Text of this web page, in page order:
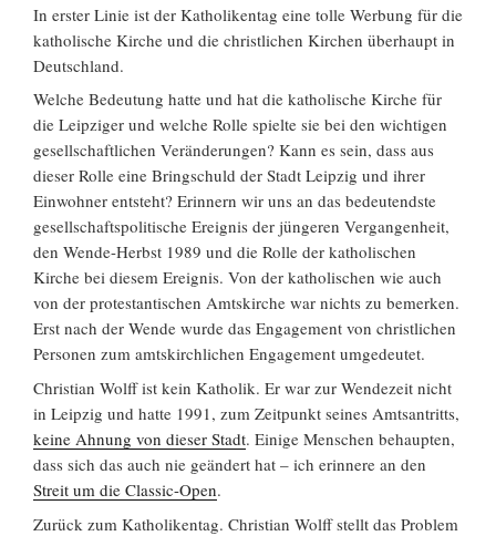
In erster Linie ist der Katholikentag eine tolle Werbung für die
katholische Kirche und die christlichen Kirchen überhaupt in
Deutschland.
Welche Bedeutung hatte und hat die katholische Kirche für
die Leipziger und welche Rolle spielte sie bei den wichtigen
gesellschaftlichen Veränderungen? Kann es sein, dass aus
dieser Rolle eine Bringschuld der Stadt Leipzig und ihrer
Einwohner entsteht? Erinnern wir uns an das bedeutendste
gesellschaftspolitische Ereignis der jüngeren Vergangenheit,
den Wende-Herbst 1989 und die Rolle der katholischen
Kirche bei diesem Ereignis. Von der katholischen wie auch
von der protestantischen Amtskirche war nichts zu bemerken.
Erst nach der Wende wurde das Engagement von christlichen
Personen zum amtskirchlichen Engagement umgedeutet.
Christian Wolff ist kein Katholik. Er war zur Wendezeit nicht
in Leipzig und hatte 1991, zum Zeitpunkt seines Amtsantritts,
keine Ahnung von dieser Stadt. Einige Menschen behaupten,
dass sich das auch nie geändert hat – ich erinnere an den
Streit um die Classic-Open.
Zurück zum Katholikentag. Christian Wolff stellt das Problem